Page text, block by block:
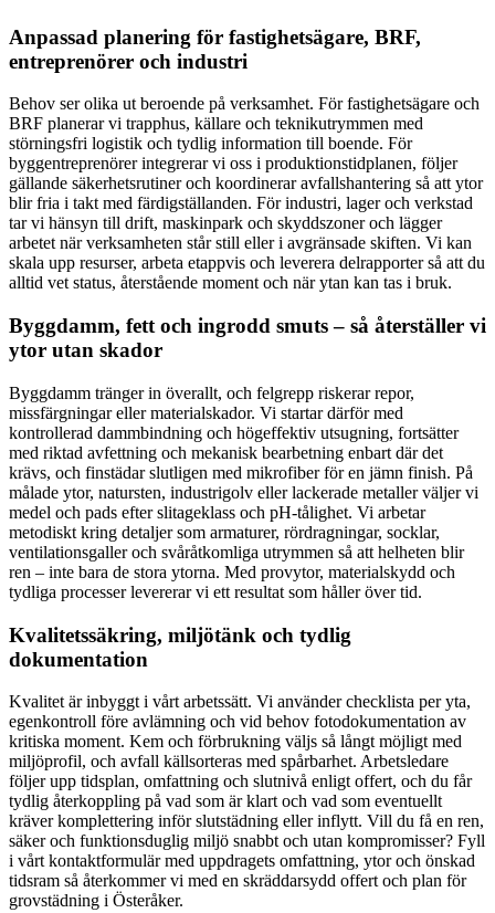
Anpassad planering för fastighetsägare, BRF,
entreprenörer och industri
Behov ser olika ut beroende på verksamhet. För fastighetsägare och
BRF planerar vi trapphus, källare och teknikutrymmen med
störningsfri logistik och tydlig information till boende. För
byggentreprenörer integrerar vi oss i produktionstidplanen, följer
gällande säkerhetsrutiner och koordinerar avfallshantering så att ytor
blir fria i takt med färdigställanden. För industri, lager och verkstad
tar vi hänsyn till drift, maskinpark och skyddszoner och lägger
arbetet när verksamheten står still eller i avgränsade skiften. Vi kan
skala upp resurser, arbeta etappvis och leverera delrapporter så att du
alltid vet status, återstående moment och när ytan kan tas i bruk.
Byggdamm, fett och ingrodd smuts – så återställer vi
ytor utan skador
Byggdamm tränger in överallt, och felgrepp riskerar repor,
missfärgningar eller materialskador. Vi startar därför med
kontrollerad dammbindning och högeffektiv utsugning, fortsätter
med riktad avfettning och mekanisk bearbetning enbart där det
krävs, och finstädar slutligen med mikrofiber för en jämn finish. På
målade ytor, natursten, industrigolv eller lackerade metaller väljer vi
medel och pads efter slitageklass och pH-tålighet. Vi arbetar
metodiskt kring detaljer som armaturer, rördragningar, socklar,
ventilationsgaller och svåråtkomliga utrymmen så att helheten blir
ren – inte bara de stora ytorna. Med provytor, materialskydd och
tydliga processer levererar vi ett resultat som håller över tid.
Kvalitetssäkring, miljötänk och tydlig
dokumentation
Kvalitet är inbyggt i vårt arbetssätt. Vi använder checklista per yta,
egenkontroll före avlämning och vid behov fotodokumentation av
kritiska moment. Kem och förbrukning väljs så långt möjligt med
miljöprofil, och avfall källsorteras med spårbarhet. Arbetsledare
följer upp tidsplan, omfattning och slutnivå enligt offert, och du får
tydlig återkoppling på vad som är klart och vad som eventuellt
kräver komplettering inför slutstädning eller inflytt. Vill du få en ren,
säker och funktionsduglig miljö snabbt och utan kompromisser? Fyll
i vårt kontaktformulär med uppdragets omfattning, ytor och önskad
tidsram så återkommer vi med en skräddarsydd offert och plan för
grovstädning i Österåker.